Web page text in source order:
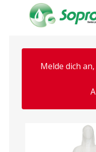
Melde dich